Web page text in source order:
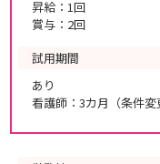
昇給：1回
賞与：2回
試用期間
あり
看護師：3カ月（条件変